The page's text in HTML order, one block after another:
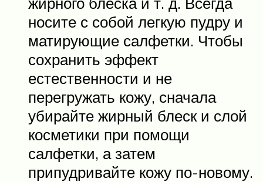
носите с собой легкую пудру и
матирующие салфетки. Чтобы
сохранить эффект
естественности и не
перегружать кожу, сначала
убирайте жирный блеск и слой
косметики при помощи
салфетки, а затем
припудривайте кожу по-новому.